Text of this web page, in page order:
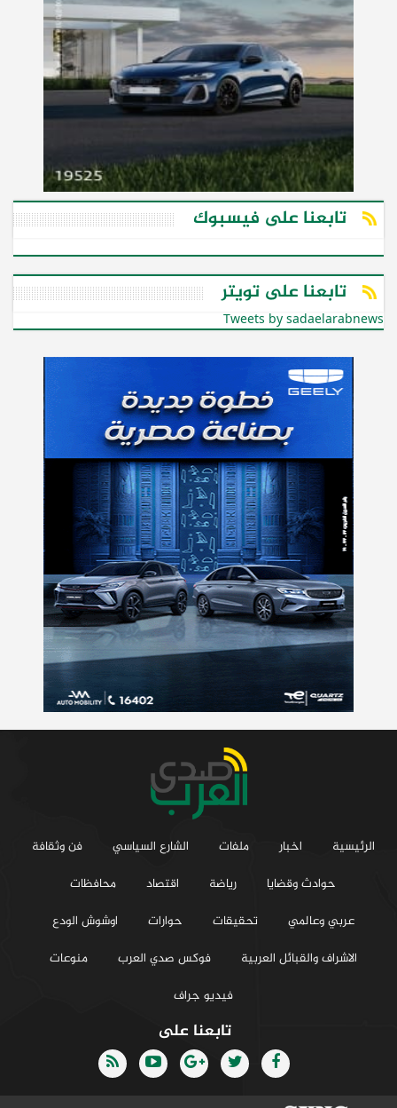
تابعنا على فيسبوك
تابعنا على تويتر
Tweets by sadaelarabnews
الرئيسية اخبار ملفات الشارع السياسي
فن وثقافة
حوادث وقضايا
رياضة اقتصاد
محافظات
عربي وعالمي
تحقيقات حوارات
اوشوش الودع
الاشراف والقبائل العربية
فوكس صدي العرب
منوعات
فيديو جراف
تابعنا على